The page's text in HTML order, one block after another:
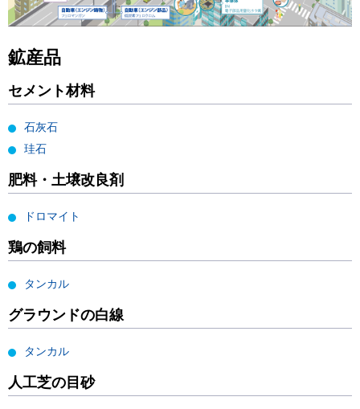
鉱産品
セメント材料
石灰石
珪石
肥料・土壌改良剤
ドロマイト
鶏の飼料
タンカル
グラウンドの白線
タンカル
人工芝の目砂